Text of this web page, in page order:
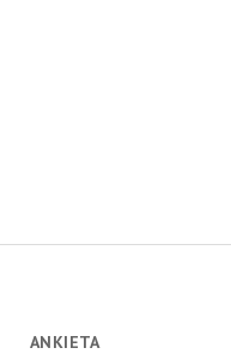
ANKIETA